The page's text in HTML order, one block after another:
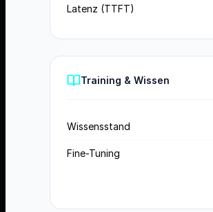
Latenz (TTFT)
Training & Wissen
Wissensstand
Fine-Tuning